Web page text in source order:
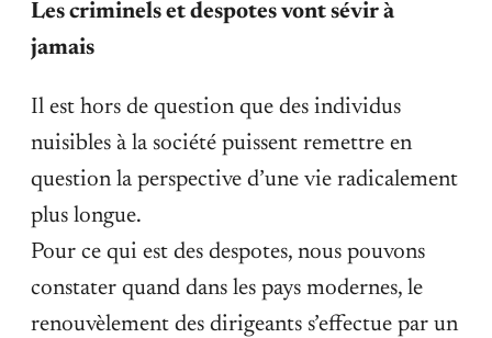
Les criminels et despotes vont sévir à
jamais
Il est hors de question que des individus
nuisibles à la société puissent remettre en
question la perspective d’une vie radicalement
plus longue.
Pour ce qui est des despotes, nous pouvons
constater quand dans les pays modernes, le
renouvèlement des dirigeants s’effectue par un